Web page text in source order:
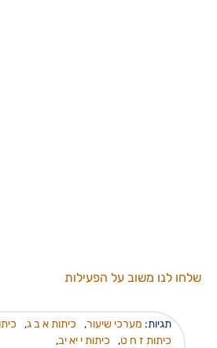
שלחו לנו משוב על הפעילות
תגיות: מערכי שיעור, כיתות א ב ג,
כיתות ז ח ט, כיתות י יא יב,